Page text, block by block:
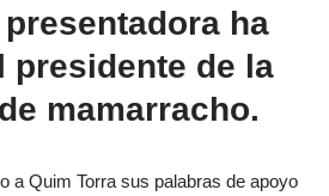
ha
presidente de la
mamarracho.
a Quim Torra sus palabras de apoyo